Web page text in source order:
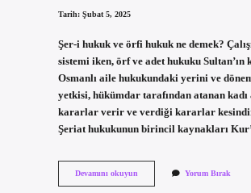
Tarih: Şubat 5, 2025
Şer-i hukuk ve örfi hukuk ne demek?
sistemi iken, örf ve adet hukuku
Osmanlı aile hukukundaki yerini ve
yetkisi, hükümdar tarafından atanan
kararlar verir ve verdiği kararlar kesindir.
Şeriat hukukunun birincil kaynakları
Devamını okuyun
Hukuk
Yorum Bırak